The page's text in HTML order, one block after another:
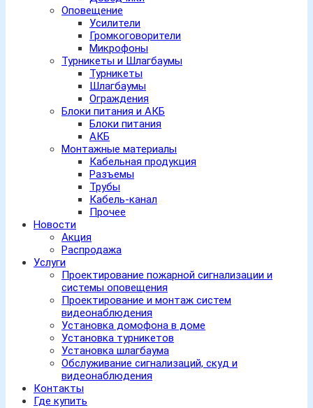
Оповещение
Усилители
Громкоговорители
Микрофоны
Турникеты и Шлагбаумы
Турникеты
Шлагбаумы
Ограждения
Блоки питания и АКБ
Блоки питания
АКБ
Монтажные материалы
Кабельная продукция
Разъемы
Трубы
Кабель-канал
Прочее
Новости
Акция
Распродажа
Услуги
Проектирование пожарной сигнализации и
системы оповещения
Проектирование и монтаж систем
видеонаблюдения
Установка домофона в доме
Установка турникетов
Установка шлагбаума
Обслуживание сигнализаций, скуд и
видеонаблюдения
Контакты
Где купить